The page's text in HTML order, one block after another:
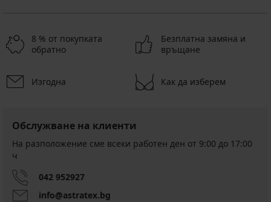
8 % от покупката
обратно
Безплатна замяна и
връщане
Изгодна Как да изберем
Обслужване на клиенти
На разположение сме всеки работен ден от 9:00 до 17:00
ч
042 952927
info@astratex.bg